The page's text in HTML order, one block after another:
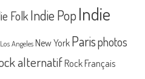
FolkIndie PopIndie
Los Angeles New York Parisphotos
alternatif Rock Français